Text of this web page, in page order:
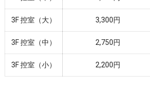
3F 控室（大） 3,300円
3F 控室（中） 2,750円
3F 控室（小） 2,200円